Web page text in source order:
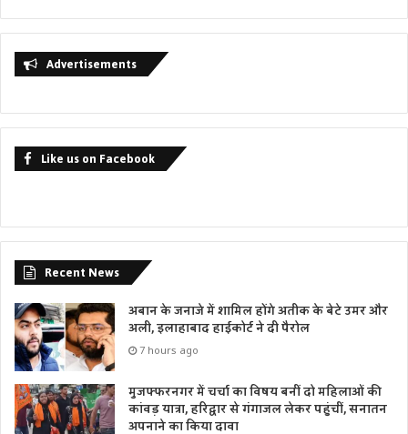
Advertisements
Like us on Facebook
Recent News
अबान के जनाजे में शामिल होंगे अतीक के बेटे उमर और
अली, इलाहाबाद हाईकोर्ट ने दी पैरोल
7 hours ago
मुजफ्फरनगर में चर्चा का विषय बनीं दो महिलाओं की
कांवड़ यात्रा, हरिद्वार से गंगाजल लेकर पहुंचीं, सनातन
अपनाने का किया दावा